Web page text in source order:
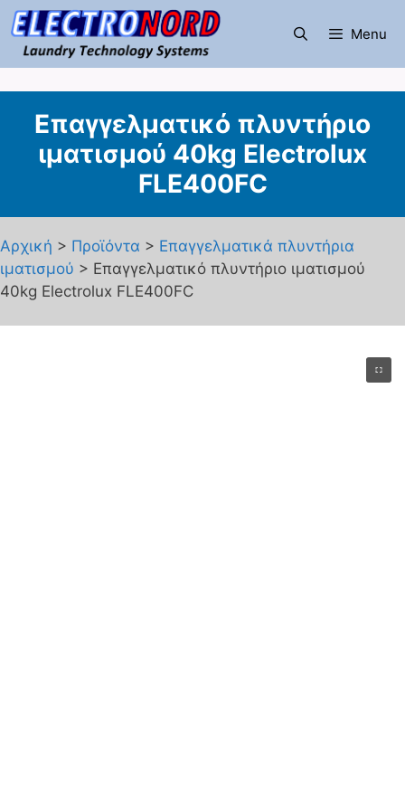
Μετάβαση
σε
περιεχόμενο
Menu
Επαγγελματικό πλυντήριο
ιματισμού 40kg Electrolux
FLE400FC
Αρχική > Προϊόντα > Επαγγελματικά πλυντήρια
ιματισμού > Επαγγελματικό πλυντήριο ιματισμού
40kg Electrolux FLE400FC